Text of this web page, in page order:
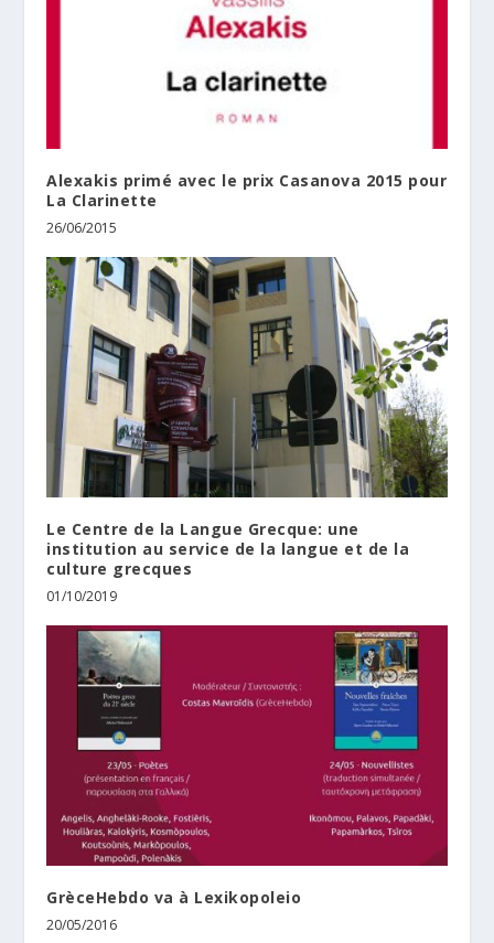
Alexakis primé avec le prix Casanova 2015 pour
La Clarinette
26/06/2015
Le Centre de la Langue Grecque: une
institution au service de la langue et de la
culture grecques
01/10/2019
GrèceHebdo va à Lexikopoleio
20/05/2016